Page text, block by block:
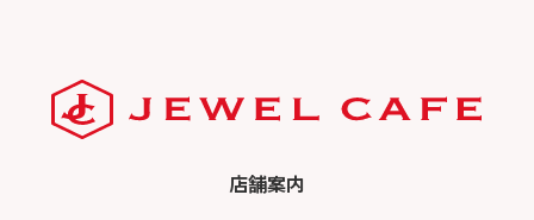
店舗案内